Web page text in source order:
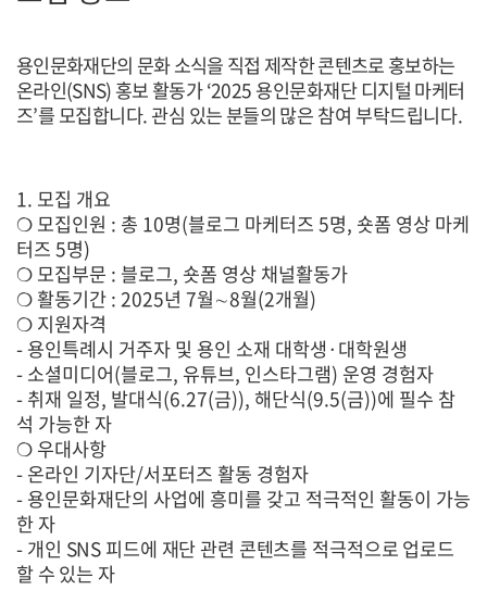
용인문화재단의 문화 소식을 직접 제작한 콘텐츠로 홍보하는
온라인(SNS)홍보활동가‘2025용인문화재단 디지털 마케터
즈’를 모집합니다.관심 있는 분들의많은 참여 부탁드립니다.
1. 모집 개요
❍모집인원 : 총 10명(블로그 마케터즈5명, 숏폼 영상 마케
터즈5명)
❍모집부문 : 블로그, 숏폼 영상 채널활동가
❍활동기간: 2025년 7월∼8월(2개월)
❍지원자격
-용인특례시 거주자 및 용인 소재 대학생·대학원생
-소셜미디어(블로그, 유튜브, 인스타그램) 운영 경험자
-취재 일정, 발대식(6.27(금)), 해단식(9.5(금))에 필수 참
석 가능한 자
❍우대사항
-온라인 기자단/서포터즈 활동 경험자
-용인문화재단의 사업에 흥미를 갖고 적극적인 활동이 가능
한 자
-개인 SNS피드에 재단 관련 콘텐츠를 적극적으로 업로드
할 수 있는 자